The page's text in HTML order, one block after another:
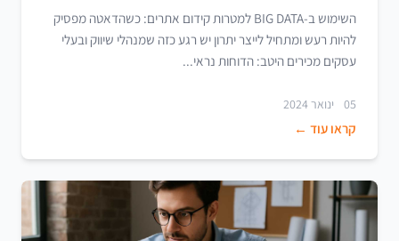
השימוש ב-BIG DATA למטרות קידום אתרים: כשהדאטה מפסיק
להיות רעש ומתחיל לייצר יתרון יש רגע כזה שמנהלי שיווק ובעלי
עסקים מכירים היטב: הדוחות נראי...
05 ינואר 2024
קראו עוד ←